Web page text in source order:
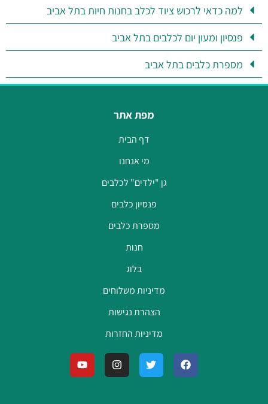
למה כדאי לרכוש ציוד לכלב בחנות חיות בתל אביב
פנסיון ומעון יום לכלבים בתל אביב
מספרת כלבים בתל אביב
מפת אתר
דף הבית
מי אנחנו
גן "ילדים" לכלבים
פנסיון כלבים
מספרת כלבים
חנות
בלוג
מדיניות משלוחים
הצהרת נגישות
מדיניות החזרות